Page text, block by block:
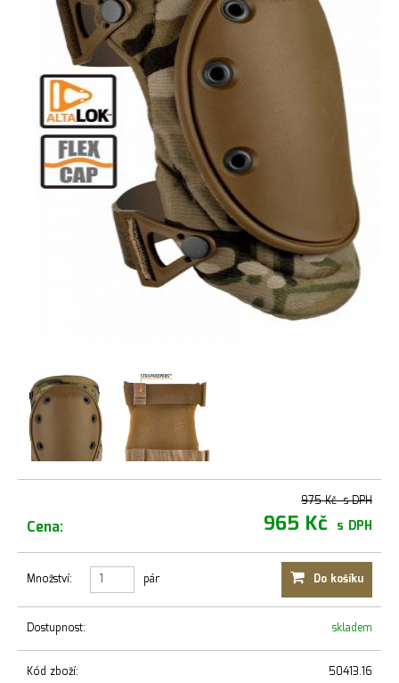
975 Kč s DPH
Cena: 965 Kč s DPH
Množství: pár Do košíku
Dostupnost: skladem
Kód zboží: 50413.16